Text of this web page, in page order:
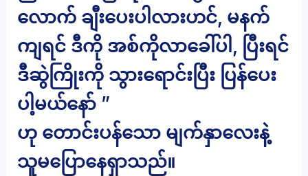
လောက် ချီးပေးပါလားဟင်, မနက်
ကျရင် ဒီကို အစ်ကိုလာခေါ်ပါ, ပြီးရင်
ဒီဆွဲကြိုးကို သွားရောင်းပြီး ပြန်ပေး
ပါ့မယ်နော် ”
ဟု တောင်းပန်သော မျက်နှာလေးနဲ့
သူမပြောနေရှာသည်။